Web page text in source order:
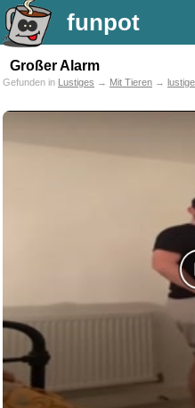
funpot
Großer Alarm
Gefunden in Lustiges → Mit Tieren →